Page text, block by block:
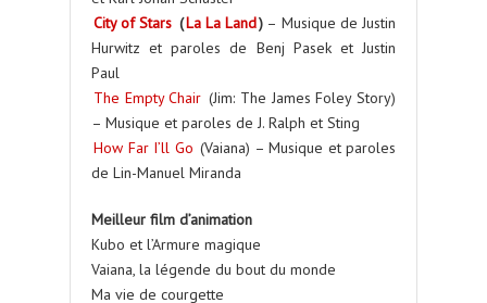
City of Stars (La La Land) – Musique de Justin
Hurwitz et paroles de Benj Pasek et Justin
Paul
The Empty Chair (Jim: The James Foley Story)
– Musique et paroles de J. Ralph et Sting
How Far I’ll Go (Vaiana) – Musique et paroles
de Lin-Manuel Miranda
Meilleur film d’animation
Kubo et l’Armure magique
Vaiana, la légende du bout du monde
Ma vie de courgette